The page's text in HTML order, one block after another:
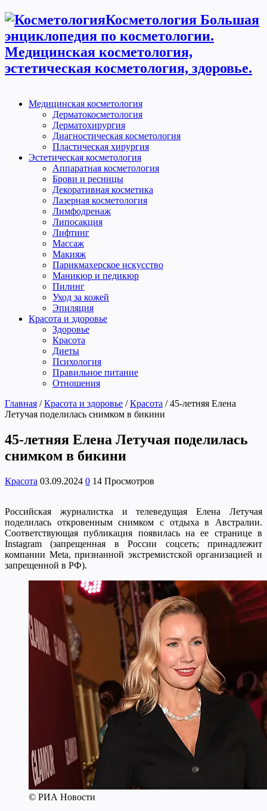
Косметология Большая
энциклопедия по косметологии.
Медицинская косметология,
эстетическая косметология, здоровье.
Медицинская косметология
Дерматокосметология
Дерматохирургия
Диагностическая косметология
Пластическая хирургия
Эстетическая косметология
Аппаратная косметология
Брови и ресницы
Декоративная косметика
Лазерная косметология
Лимфодренаж
Липосакция
Лифтинг
Массаж
Макияж
Парикмахерское искусство
Маникюр и педикюр
Пилинг
Уход за кожей
Эпиляция
Красота и здоровье
Здоровье
Красота
Диеты
Психология
Правильное питание
Отношения
Главная / Красота и здоровье / Красота / 45-летняя Елена
Летучая поделилась снимком в бикини
45-летняя Елена Летучая поделилась
снимком в бикини
Красота 03.09.2024 0 14 Просмотров
Российская журналистка и телеведущая Елена Летучая
поделилась откровенным снимком с отдыха в Австралии.
Соответствующая публикация появилась на ее странице в
Instagram (запрещенная в России соцсеть; принадлежит
компании Meta, признанной экстремистской организацией и
запрещенной в РФ).
© РИА Новости